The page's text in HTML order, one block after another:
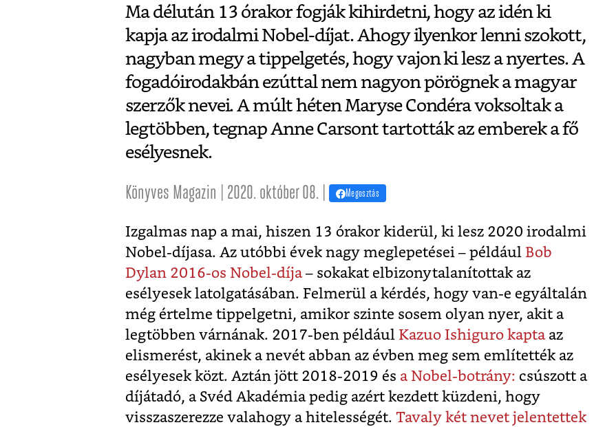
Ma délután 13 órakor fogják kihirdetni, hogy az idén ki
kapja az irodalmi Nobel-díjat. Ahogy ilyenkor lenni szokott,
nagyban megy a tippelgetés, hogy vajon ki lesz a nyertes. A
fogadóirodakbán ezúttal nem nagyon pörögnek a magyar
szerzők nevei. A múlt héten Maryse Condéra voksoltak a
legtöbben, tegnap Anne Carsont tartották az emberek a fő
esélyesnek.
Könyves Magazin | 2020. október 08. | Megosztás
Izgalmas nap a mai, hiszen 13 órakor kiderül, ki lesz 2020 irodalmi
Nobel-díjasa. Az utóbbi évek nagy meglepetései – például Bob
Dylan 2016-os Nobel-díja– sokakat elbizonytalanítottak az
esélyesek latolgatásában. Felmerül a kérdés, hogy van-e egyáltalán
még értelme tippelgetni, amikor szinte sosem olyan nyer, akit a
legtöbben várnának. 2017-ben például Kazuo Ishiguro kaptaaz
elismerést, akinek a nevét abban az évben meg sem említették az
esélyesek közt. Aztán jött 2018-2019 és a Nobel-botrány: csúszott a
díjátadó, a Svéd Akadémia pedig azért kezdett küzdeni, hogy
visszaszerezze valahogy a hitelességét. Tavaly két nevet jelentettek